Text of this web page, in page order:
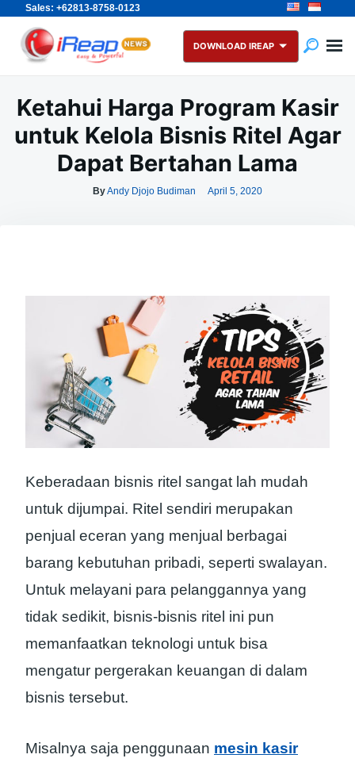
Sales: +62813-8758-0123
Skip
content
Search
for:
DOWNLOAD IREAP
Ketahui Harga Program Kasir
untuk Kelola Bisnis Ritel Agar
Dapat Bertahan Lama
ByAndy Djojo Budiman April 5, 2020
Keberadaan bisnis ritel sangat lah mudah
untuk dijumpai. Ritel sendiri merupakan
penjual eceran yang menjual berbagai
barang kebutuhan pribadi, seperti swalayan.
Untuk melayani para pelanggannya yang
tidak sedikit, bisnis-bisnis ritel ini pun
memanfaatkan teknologi untuk bisa
mengatur pergerakan keuangan di dalam
bisnis tersebut.
Misalnya saja penggunaan mesin kasir